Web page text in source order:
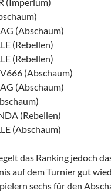
(Abschaum)
(Rebellen)
(Rebellen)
(Abschaum)
(Abschaum)
(Rebellen)
(Abschaum)
das Ranking jedoch
auf dem Turnier gut
sechs für den